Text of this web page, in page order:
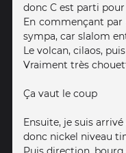
donc C est parti
En commençant par
sympa, car slalom
Le volcan, cilaos,
Vraiment très
Ça vaut le coup
Ensuite, je suis
donc nickel niveau